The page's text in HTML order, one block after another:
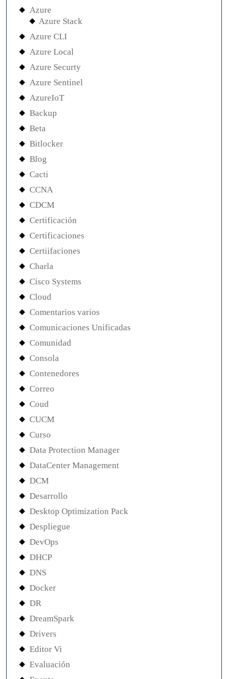
Azure
Azure Stack
Azure CLI
Azure Local
Azure Securty
Azure Sentinel
AzureIoT
Backup
Beta
Bitlocker
Blog
Cacti
CCNA
CDCM
Certificación
Certificaciones
Certiifaciones
Charla
Cisco Systems
Cloud
Comentarios varios
Comunicaciones Unificadas
Comunidad
Consola
Contenedores
Correo
Coud
CUCM
Curso
Data Protection Manager
DataCenter Management
DCM
Desarrollo
Desktop Optimization Pack
Despliegue
DevOps
DHCP
DNS
Docker
DR
DreamSpark
Drivers
Editor Vi
Evaluación